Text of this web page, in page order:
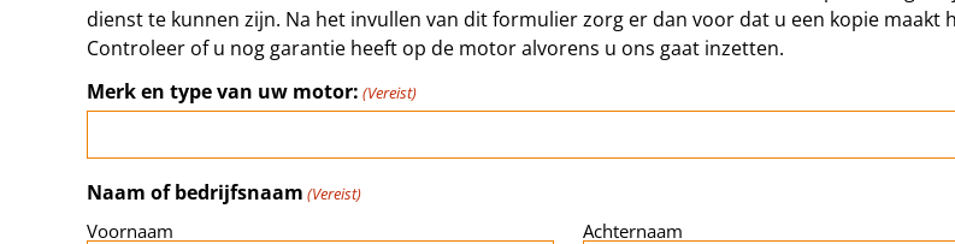
dienst te kunnen zijn. Na het invullen van dit formulier zorg er dan voor dat u een kopie
Controleer of u nog garantie heeft op de motor alvorens u ons gaat inzetten.
Merk en type van uw motor: (Vereist)
Naam of bedrijfsnaam (Vereist)
Voornaam Achternaam